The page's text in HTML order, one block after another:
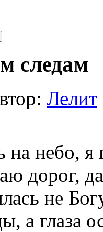
следам
Лелит
на небо,
дорог,
не
а глаза